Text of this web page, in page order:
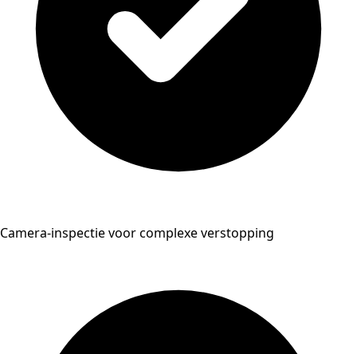
Camera-inspectie voor complexe verstopping